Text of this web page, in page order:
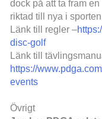
dock på att ta fram
riktad till nya i
Länk till regler –
disc-golf
Länk till
https://
events
Övrigt